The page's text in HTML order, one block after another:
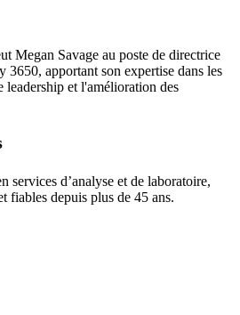
Megan Savage au poste de directrice
3650, apportant son expertise dans les
leadership et l'amélioration des
services d’analyse et de laboratoire,
fiables depuis plus de 45 ans.